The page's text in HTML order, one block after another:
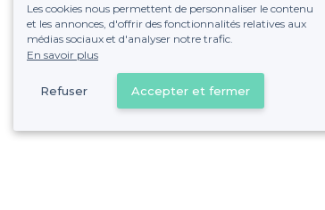
Les cookies nous permettent de personnaliser le contenu
et les annonces, d'offrir des fonctionnalités relatives aux
médias sociaux et d'analyser notre trafic.
En savoir plus
Refuser Accepter et fermer